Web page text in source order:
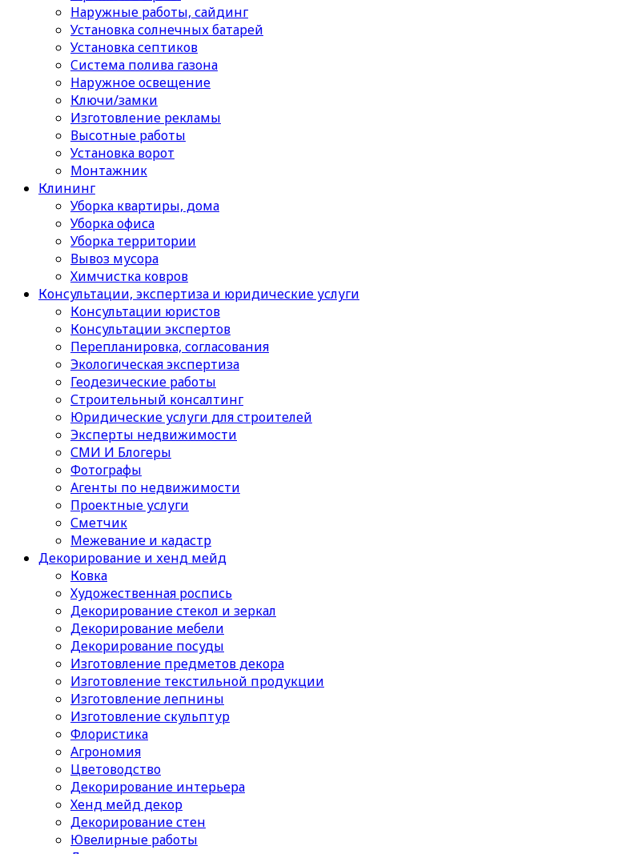
Наружные работы, сайдинг
Установка солнечных батарей
Установка септиков
Cистема полива газона
Наружное освещение
Ключи/замки
Изготовление рекламы
Высотные работы
Установка ворот
Монтажник
Клининг
Уборка квартиры, дома
Уборка офиса
Уборка территории
Вывоз мусора
Химчистка ковров
Консультации, экспертиза и юридические услуги
Консультации юристов
Консультации экспертов
Перепланировка, согласования
Экологическая экспертиза
Геодезические работы
Строительный консалтинг
Юридические услуги для строителей
Эксперты недвижимости
СМИ И Блогеры
Фотографы
Агенты по недвижимости
Проектные услуги
Сметчик
Межевание и кадастр
Декорирование и хенд мейд
Ковка
Художественная роспись
Декорирование стекол и зеркал
Декорирование мебели
Декорирование посуды
Изготовление предметов декора
Изготовление текстильной продукции
Изготовление лепнины
Изготовление скульптур
Флористика
Агрономия
Цветоводство
Декорирование интерьера
Хенд мейд декор
Декорирование стен
Ювелирные работы